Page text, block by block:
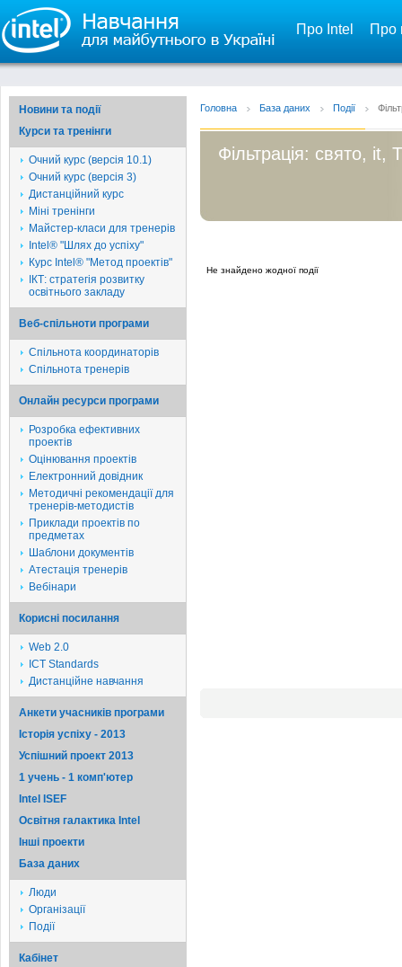
Про Intel Про
Новини та події
Курси та тренінги
Очний курс (версія 10.1)
Очний курс (версія 3)
Дистанційний курс
Міні тренінги
Майстер-класи для тренерів
Intel® "Шлях до успіху"
Курс Intel® "Метод проектів"
ІКТ: стратегія розвитку
освітнього закладу
Веб-спільноти програми
Спільнота координаторів
Спільнота тренерів
Онлайн ресурси програми
Розробка ефективних
проектів
Оцінювання проектів
Електронний довідник
Методичні рекомендації для
тренерів-методистів
Приклади проектів по
предметах
Шаблони документів
Атестація тренерів
Вебінари
Корисні посилання
Web 2.0
ICT Standards
Дистанційне навчання
Анкети учасників програми
Історія успіху - 2013
Успішний проект 2013
1 учень - 1 комп'ютер
Intel ISEF
Освітня галактика Intel
Iншi проекти
База даних
Люди
Організації
Події
Кабінет
Головна База даних Події
Фільтрація: свято, it,
Не знайдено жодної події